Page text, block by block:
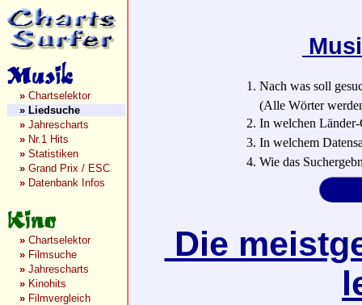
» Chartselektor
» Liedsuche
» Jahrescharts
» Nr.1 Hits
» Statistiken
» Grand Prix / ESC
» Datenbank Infos
» Chartselektor
» Filmsuche
» Jahrescharts
» Kinohits
» Filmvergleich
1. Nach was soll
(Alle Wörter
2. In welchen Länder-
3. In welchem
4. Wie das
Die